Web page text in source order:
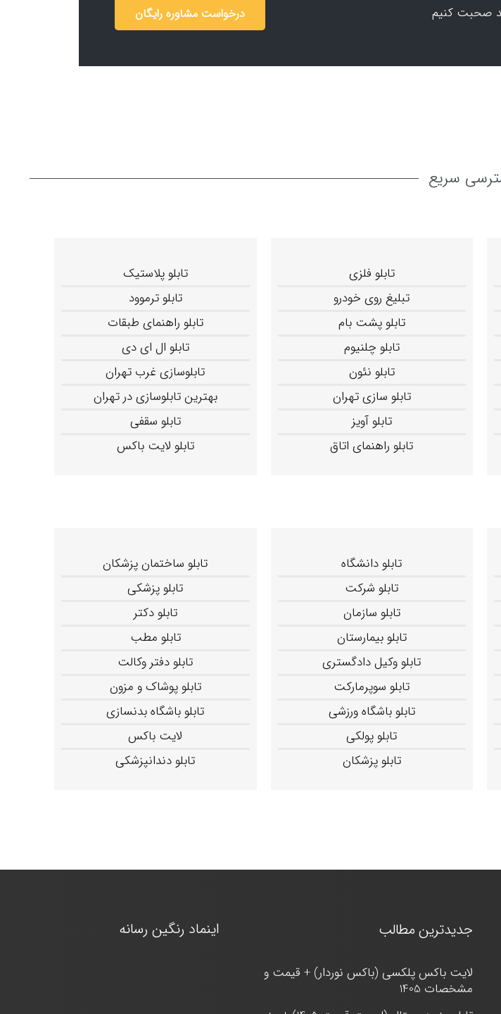
صحبت کنیم درخواست مشاوره رایگان
سریع
تابلو فلزی
تبلیغ روی خودرو
تابلو پشت بام
تابلو چلنیوم
تابلو نئون
تابلو سازی تهران
تابلو آویز
تابلو راهنمای اتاق
تابلو پلاستیک
تابلو ترموود
تابلو راهنمای طبقات
تابلو ال ای دی
تابلوسازی غرب تهران
بهترین تابلوسازی در تهران
تابلو سقفی
تابلو لایت باکس
تابلو دانشگاه
تابلو شرکت
تابلو سازمان
تابلو بیمارستان
تابلو وکیل دادگستری
تابلو سوپرمارکت
تابلو باشگاه ورزشی
تابلو پولکی
تابلو پزشکان
تابلو ساختمان پزشکان
تابلو پزشکی
تابلو دکتر
تابلو مطب
تابلو دفتر وکالت
تابلو پوشاک و مزون
تابلو باشگاه بدنسازی
لایت باکس
تابلو دندانپزشکی
جدیدترین مطالب
لایت باکس پلکسی (باکس نوردار) + قیمت و
مشخصات 1405
اینماد رنگین رسانه